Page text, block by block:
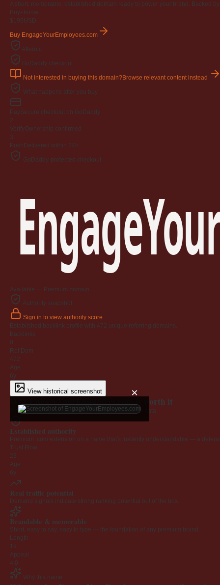
A short, memorable, established domain ready to power your brand. Backed
Buy-it-now
$195USD
Buy EngageYourEmployees.com
Afternic
GoDaddy checkout
Not interested in buying this domain?Browse relevant content instead
What happens after you buy
PaySecure checkout on GoDaddy
2
VerifyOwnership confirmed
3
Push Delivered within 24h
GoDaddy-protected checkout
Available — Premium domain
Authority snapshot
Sign in to view authority score
Established backlink profile with 472 unique referring domains.
Backlinks
0
Ref Dom
472
Age
6y
View historical screenshot ×
Why EngageYourEmployees.com is worth it
Every claim below is backed by verified third-party data.
Established authority
Premium .com extension on a name that's instantly understandable — a
Trust Flow
23
Age
6y
Real traffic potential
Demand signals indicate strong ranking potential out of the box.
Brandable & memorable
Short, easy to say, easy to type — the foundation of any premium brand.
Length
19
Appeal
4.0
Why this name